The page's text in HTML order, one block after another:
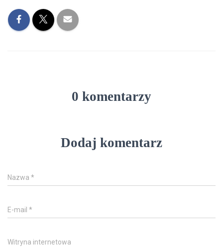
0 komentarzy
Dodaj komentarz
Nazwa *
E-mail *
Witryna internetowa